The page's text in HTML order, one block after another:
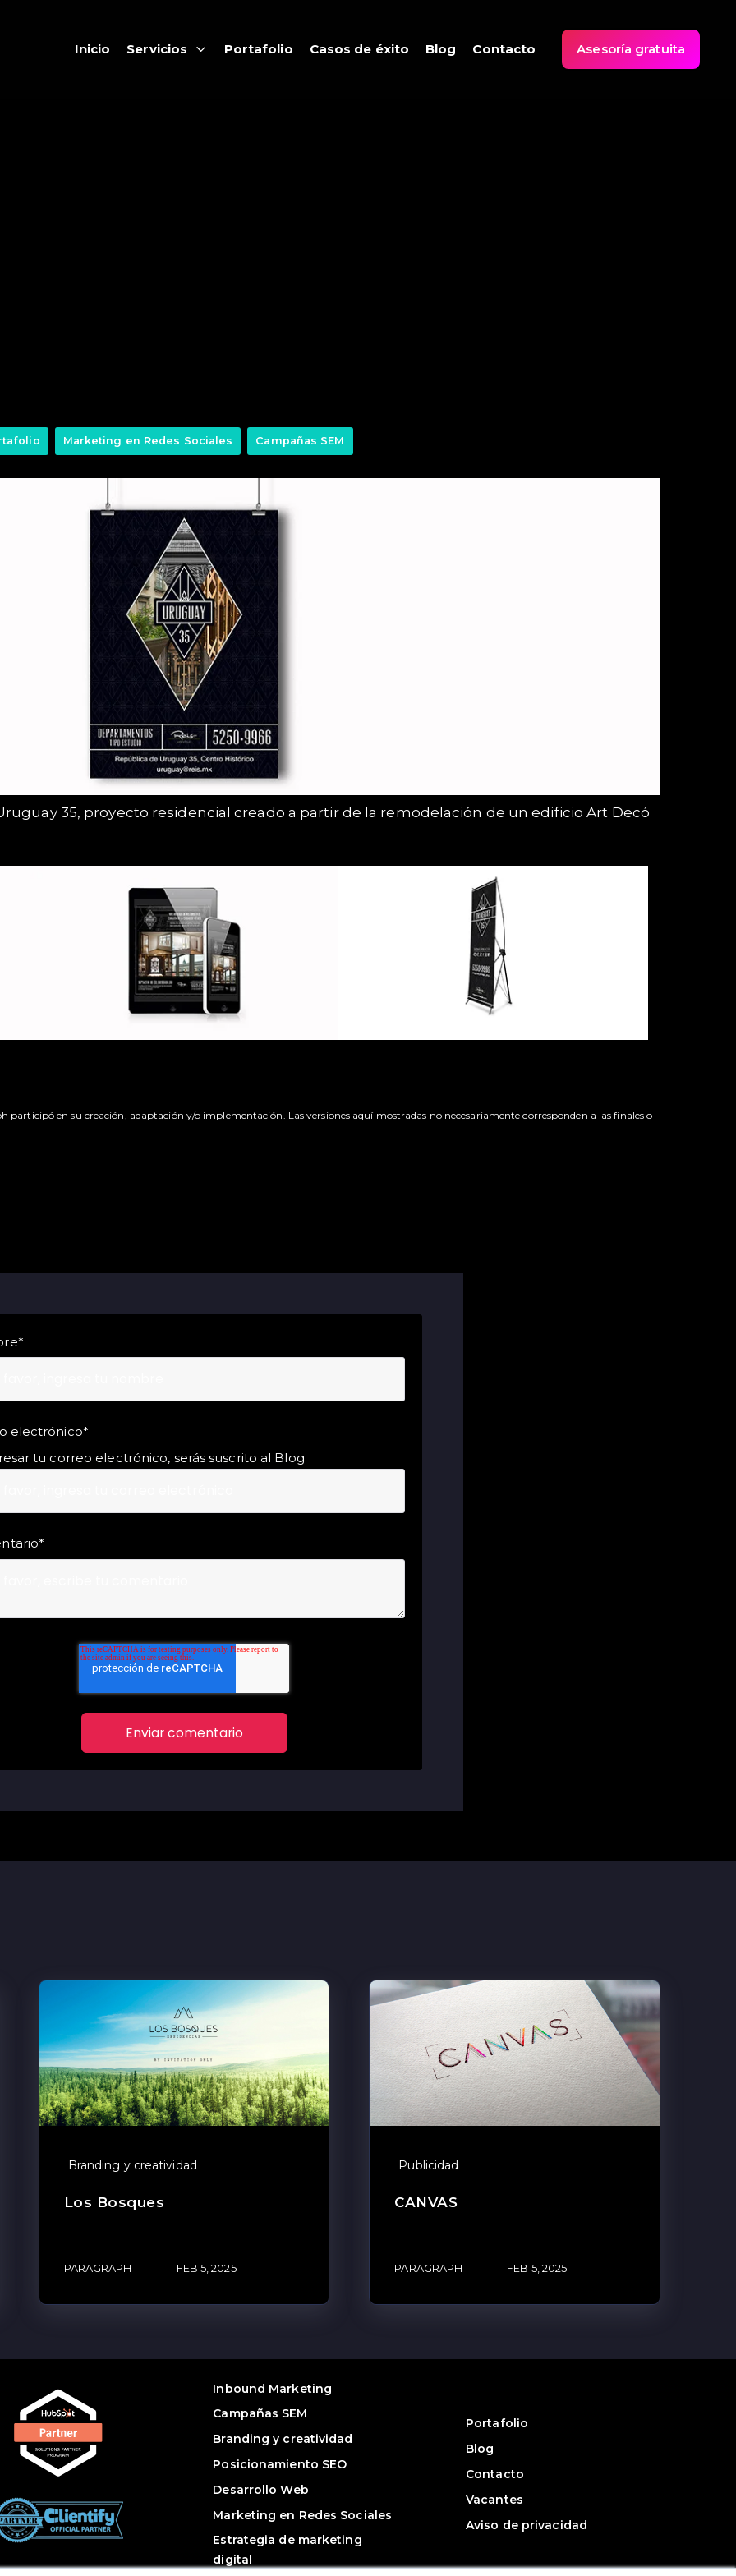
Inicio Servicios Portafolio Casos de éxito Blog Contacto Asesoría gratuita
Marketing en Redes Sociales Campañas SEM
35, proyecto residencial creado a partir de la remodelación de un edificio Art Decó
participó en su creación, adaptación y/o implementación. Las versiones aquí mostradas no necesariamente corresponden a las finales o
*
electrónico*
tu correo electrónico, serás suscrito al Blog
*
Branding y creatividad
Los Bosques
PARAGRAPH FEB 5, 2025
Publicidad
CANVAS
PARAGRAPH FEB 5, 2025
Inbound Marketing
Campañas SEM
Branding y creatividad
Posicionamiento SEO
Desarrollo Web
Marketing en Redes Sociales
Estrategia de marketing
digital
Portafolio
Blog
Contacto
Vacantes
Aviso de privacidad